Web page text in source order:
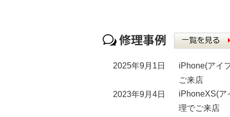
2025年9月1日
iPhone(アイ
ご来店
2023年9月4日
iPhoneXS(ア
理でご来店